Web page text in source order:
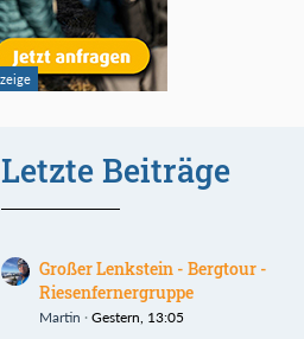
Letzte Beiträge
Großer Lenkstein - Bergtour -
Riesenfernergruppe
Martin Gestern, 13:05